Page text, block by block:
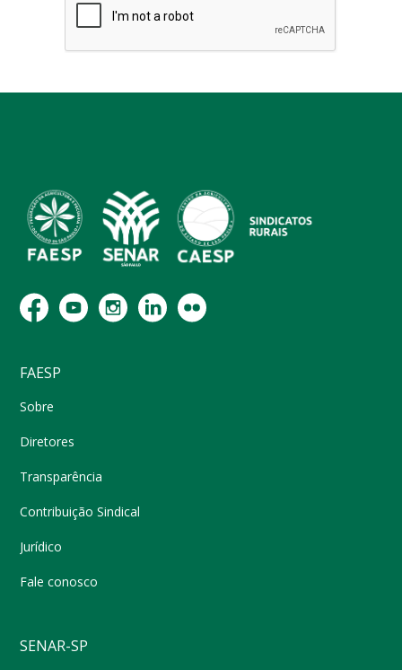
FAESP
Sobre
Diretores
Transparência
Contribuição Sindical
Jurídico
Fale conosco
SENAR-SP